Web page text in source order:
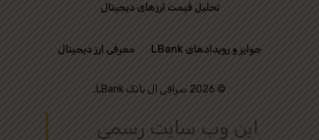
تحلیل قیمت ارزهای دیجیتال
جوایز و رویدادهای LBank معرفی ارز دیجیتال
© 2026 صرافی ال بانک LBank.
این وب‌ سایت رسمی